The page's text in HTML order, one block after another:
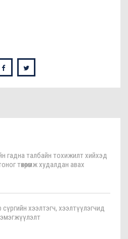
гадна талбайн тохижилт хийхэд
төхөөрөмж худалдан авах
хээлтэгч, хээлтүүлэгчид